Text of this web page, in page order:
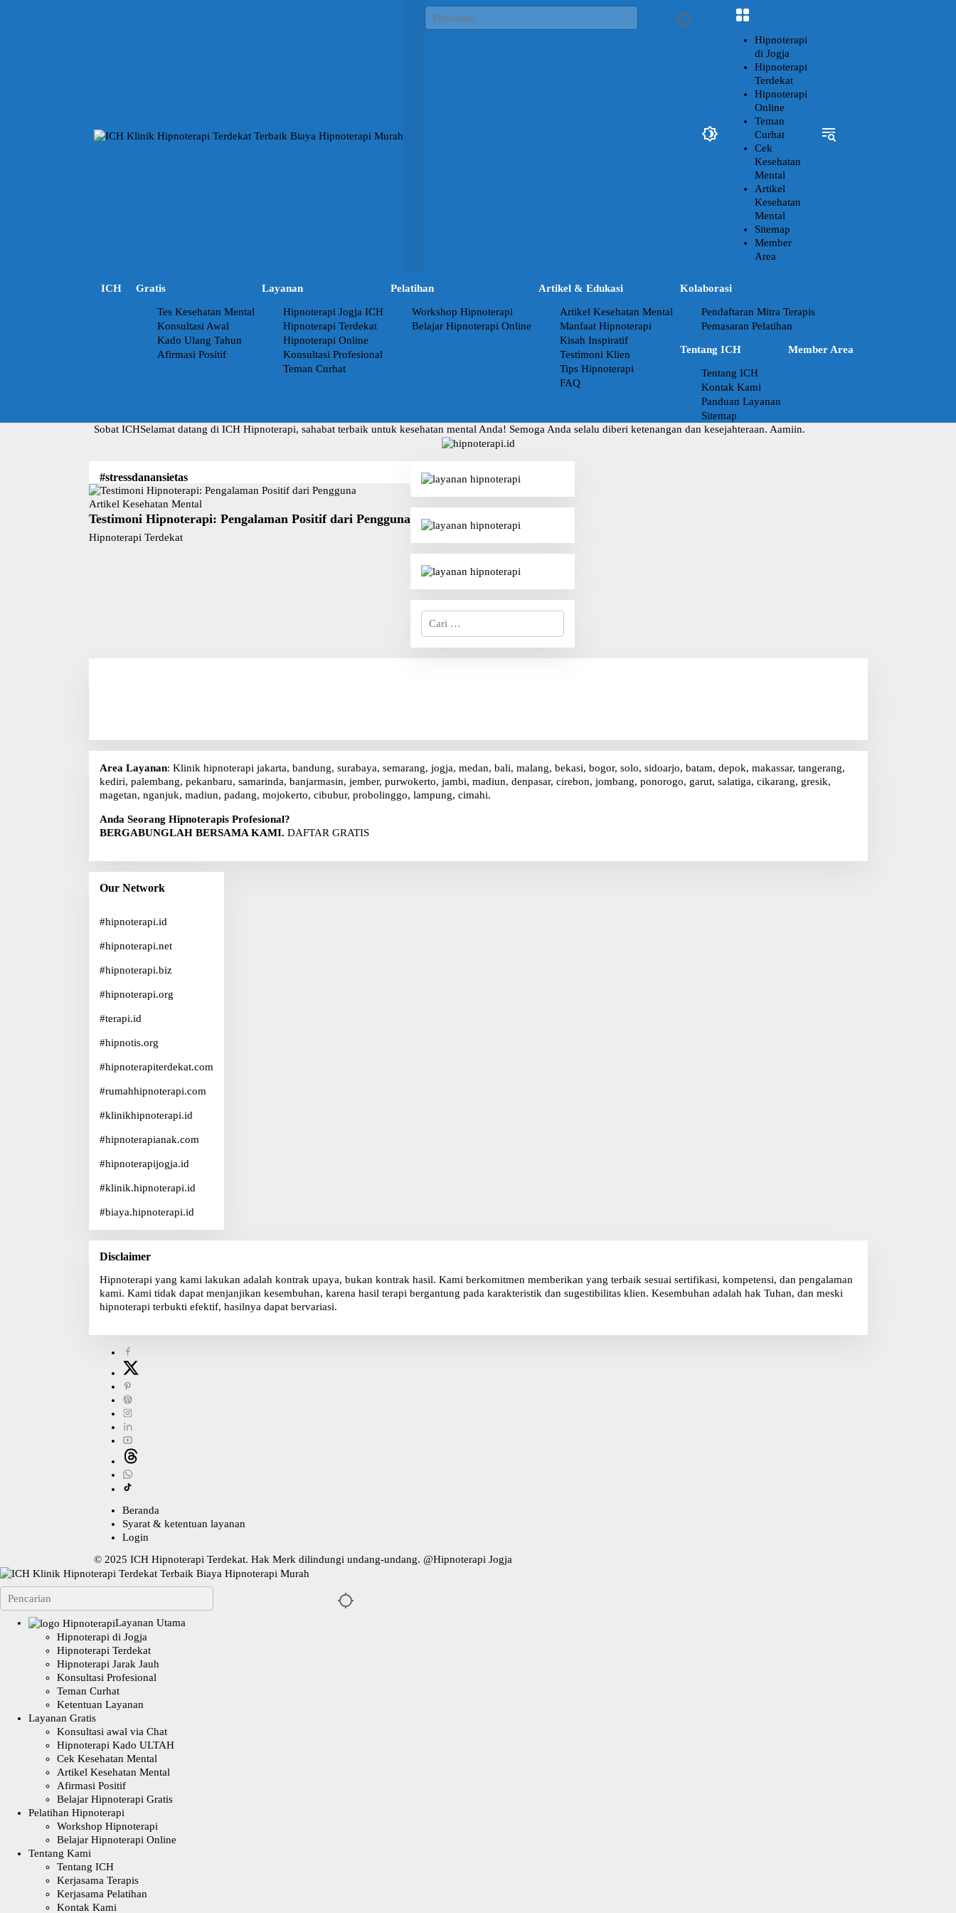
Hipnoterapi
di Jogja
Hipnoterapi
Terdekat
Hipnoterapi
Online
Teman
Curhat
Cek
Kesehatan
Mental
Artikel
Kesehatan
Mental
Sitemap
Member
Area
ICH Gratis
Tes Kesehatan Mental
Konsultasi Awal
Kado Ulang Tahun
Afirmasi Positif
Layanan
Hipnoterapi Jogja ICH
Hipnoterapi Terdekat
Hipnoterapi Online
Konsultasi Profesional
Teman Curhat
Pelatihan
Workshop Hipnoterapi
Belajar Hipnoterapi Online
Artikel & Edukasi
Artikel Kesehatan Mental
Manfaat Hipnoterapi
Kisah Inspiratif
Testimoni Klien
Tips Hipnoterapi
FAQ
Kolaborasi
Pendaftaran Mitra Terapis
Pemasaran Pelatihan
Tentang ICH
Tentang ICH
Kontak Kami
Panduan Layanan
Sitemap
Member Area
Sobat ICHSelamat datang di ICH Hipnoterapi, sahabat terbaik untuk kesehatan mental Anda! Semoga Anda selalu diberi ketenangan dan kesejahteraan. Aamiin.
#stressdanansietas
Artikel Kesehatan Mental
Testimoni Hipnoterapi: Pengalaman Positif dari Pengguna
Hipnoterapi Terdekat
:
Area Layanan: Klinik hipnoterapi jakarta, bandung, surabaya, semarang, jogja, medan, bali, malang, bekasi, bogor, solo, sidoarjo, batam, depok, makassar, tangerang,
kediri, palembang, pekanbaru, samarinda, banjarmasin, jember, purwokerto, jambi, madiun, denpasar, cirebon, jombang, ponorogo, garut, salatiga, cikarang, gresik,
magetan, nganjuk, madiun, padang, mojokerto, cibubur, probolinggo, lampung, cimahi.
Anda Seorang Hipnoterapis Profesional?
BERGABUNGLAH BERSAMA KAMI. DAFTAR GRATIS
Our Network
#hipnoterapi.id
#hipnoterapi.net
#hipnoterapi.biz
#hipnoterapi.org
#terapi.id
#hipnotis.org
#hipnoterapiterdekat.com
#rumahhipnoterapi.com
#klinikhipnoterapi.id
#hipnoterapianak.com
#hipnoterapijogja.id
#klinik.hipnoterapi.id
#biaya.hipnoterapi.id
Disclaimer
Hipnoterapi yang kami lakukan adalah kontrak upaya, bukan kontrak hasil. Kami berkomitmen memberikan yang terbaik sesuai sertifikasi, kompetensi, dan pengalaman
kami. Kami tidak dapat menjanjikan kesembuhan, karena hasil terapi bergantung pada karakteristik dan sugestibilitas klien. Kesembuhan adalah hak Tuhan, dan meski
hipnoterapi terbukti efektif, hasilnya dapat bervariasi.
Beranda
Syarat & ketentuan layanan
Login
© 2025 ICH Hipnoterapi Terdekat. Hak Merk dilindungi undang-undang. @Hipnoterapi Jogja
Layanan Utama
Hipnoterapi di Jogja
Hipnoterapi Terdekat
Hipnoterapi Jarak Jauh
Konsultasi Profesional
Teman Curhat
Ketentuan Layanan
Layanan Gratis
Konsultasi awal via Chat
Hipnoterapi Kado ULTAH
Cek Kesehatan Mental
Artikel Kesehatan Mental
Afirmasi Positif
Belajar Hipnoterapi Gratis
Pelatihan Hipnoterapi
Workshop Hipnoterapi
Belajar Hipnoterapi Online
Tentang Kami
Tentang ICH
Kerjasama Terapis
Kerjasama Pelatihan
Kontak Kami